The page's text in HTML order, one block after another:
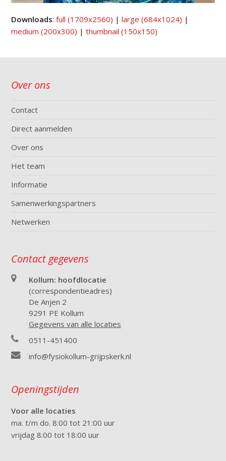
Downloads:full (1709x2560) |large (684x1024) |
medium (200x300) |thumbnail (150x150)
Over ons
Contact
Direct aanmelden
Over ons
Het team
Informatie
Samenwerkingspartners
Netwerken
Contact gegevens
Kollum: hoofdlocatie
(correspondentieadres)
De Anjen 2
9291 PE Kollum
Gegevens van alle locaties
0511-451400
info@fysiokollum-grijpskerk.nl
Openingstijden
Voor alle locaties
ma. t/m do. 8:00 tot 21:00 uur
vrijdag 8:00 tot 18:00 uur